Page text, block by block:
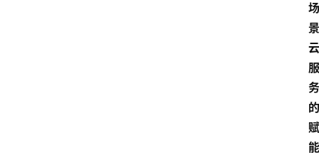
场
景
云
服
务
的
赋
能